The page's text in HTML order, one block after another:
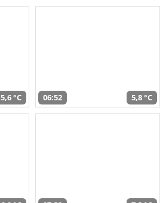
5,6 °C 06:52 5,8 °C